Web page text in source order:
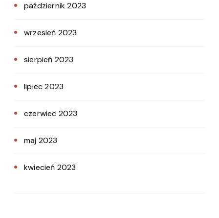
październik 2023
wrzesień 2023
sierpień 2023
lipiec 2023
czerwiec 2023
maj 2023
kwiecień 2023